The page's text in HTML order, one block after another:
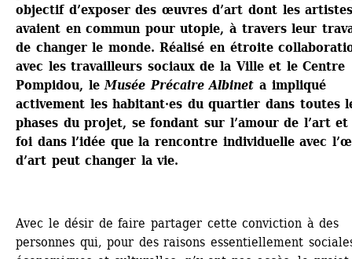
objectif d’exposer des œuvres d’art dont les
avaient en commun pour utopie, à travers leur
de changer le monde. Réalisé en étroite
avec les travailleurs sociaux de la Ville et le Centre
Pompidou, le Musée Précaire Albinet a impliqué
activement les habitant·es du quartier dans toutes
phases du projet, se fondant sur l’amour de l’art et
foi dans l’idée que la rencontre individuelle avec
d’art peut changer la vie.
Avec le désir de faire partager cette conviction à des
personnes qui, pour des raisons essentiellement